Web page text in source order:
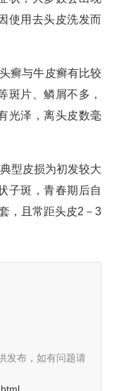
使用去头皮洗发而
癣与牛皮癣有比较
斑片、鳞屑不多，
光泽，离头皮数毫
型皮损为初发较大
子斑，青春期后自
，且常距头皮2－3
发布，如有问题请